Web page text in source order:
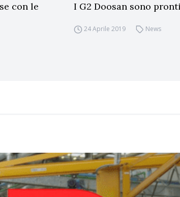
con le
I G2 Doosan sono
24 Aprile 2019 News